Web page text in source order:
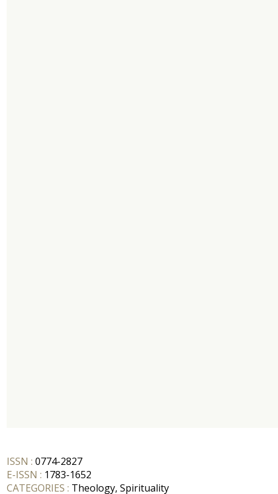
ISSN : 0774-2827
E-ISSN : 1783-1652
CATEGORIES : Theology, Spirituality